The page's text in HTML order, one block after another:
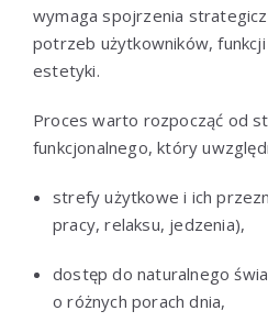
wymaga spojrzenia
potrzeb użytkowników,
estetyki.
Proces warto rozpocząć od
funkcjonalnego, który
strefy użytkowe i ich
pracy, relaksu, jedzenia),
dostęp do naturalnego
o różnych porach dnia,